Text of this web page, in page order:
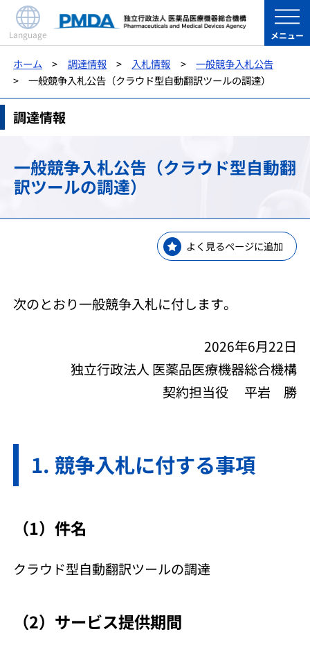
Language メニュー
ホーム 調達情報 入札情報
一般競争入札公告
一般競争入札公告（クラウド型自動翻訳ツールの調達）
調達情報
一般競争入札公告（クラウド型自動翻
訳ツールの調達）
よく見るページに追加
次のとおり一般競争入札に付します。
2026年6月22日
独立行政法人 医薬品医療機器総合機構
契約担当役 平岩 勝
競争入札に付する事項
（1）件名
クラウド型自動翻訳ツールの調達
（2）サービス提供期間